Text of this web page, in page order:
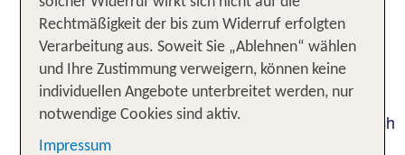
zurückblicken, von der zahlreiche
Sehenswürdigkeiten künden. Danzig ist das
kulturelle Zentrum der Region, hier befinden sich
viele wichtige Museen. Bei einem Bummel durch
die romantischen Gassen mit ihren liebevoll
restaurierten historischen Gebäuden erschließt sich
Dir der Charme der Destination besonders gut.
Rechtmäßigkeit der bis zum Widerruf erfolgten
Verarbeitung aus. Soweit Sie „Ablehnen“ wählen
und Ihre Zustimmung verweigern, können keine
individuellen Angebote unterbreitet werden, nur
notwendige Cookies sind aktiv.
Impressum